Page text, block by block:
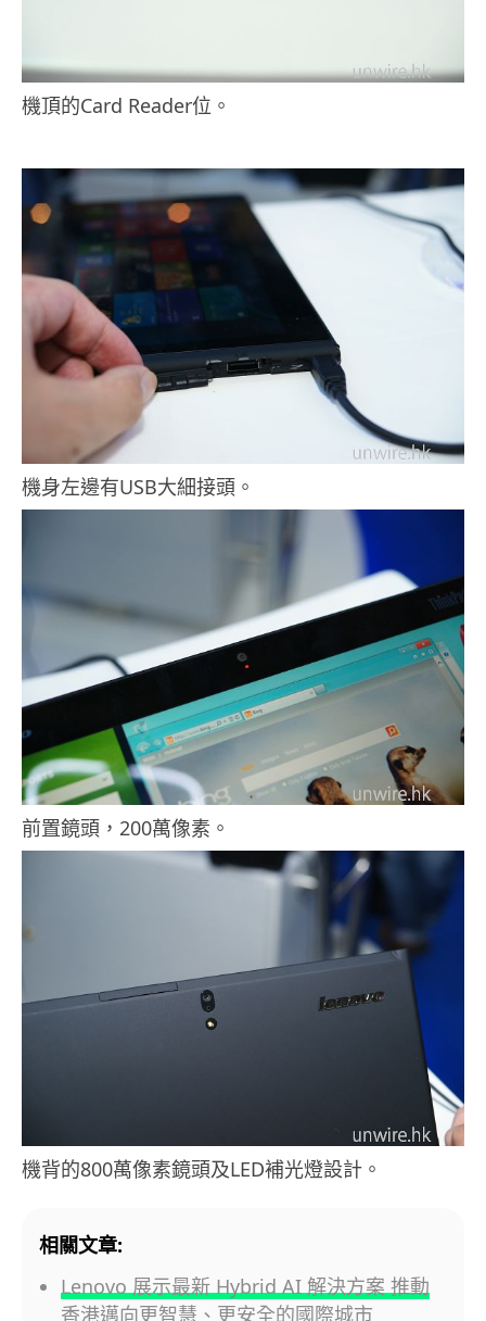
機頂的Card Reader位。
機身左邊有USB大細接頭。
前置鏡頭，200萬像素。
機背的800萬像素鏡頭及LED補光燈設計。
相關文章:
Lenovo 展示最新 Hybrid AI 解決方案 推動
香港邁向更智慧、更安全的國際城市